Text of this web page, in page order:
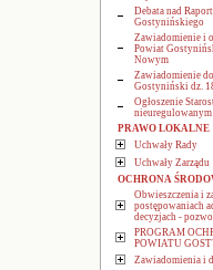
Debata nad
Gostynińskiego
Zawiadomienie i
Powiat
Nowym
Zawiadomienie
Gostyniński dz.
Ogłoszenie
nieuregulowanym
PRAWO LOKALNE
Uchwały Rady
Uchwały Zarządu
OCHRONA
Obwieszczenia i
postępowaniach
decyzjach -
PROGRAM
POWIATU
Zawiadomienia i